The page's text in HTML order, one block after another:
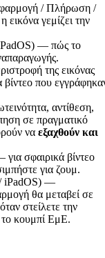
/ Πλήρωση /
γεμίζει την
— πώς το
της εικόνας
βίντεο που
αντίθεση,
σε πραγματικό
να εξαχθούν και
σφαιρικά βίντεο
για ζουμ.
iPadOS) —
θα μεταβεί σε
στείλετε την
κουμπί ΕμΕ.